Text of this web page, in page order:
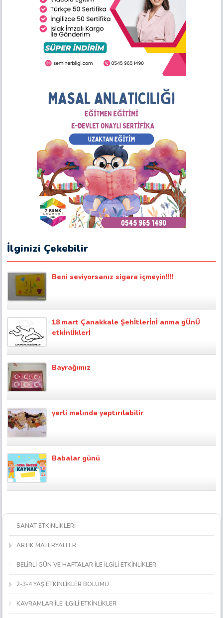
İlginizi Çekebilir
Beni seviyorsanız sigara içmeyin!!!!
18 mart Çanakkale Şehİtlerİnİ anma gÜnÜ
etkİnlİklerİ
Bayrağımız
yerli malında yaptırılabilir
Babalar günü
SANAT ETKİNLİKLERİ
ARTIK MATERYALLER
BELİRLİ GÜN VE HAFTALAR İLE İLGİLİ ETKİNLİKLER
2-3-4 YAŞ ETKİNLİKLER BÖLÜMÜ
KAVRAMLAR İLE İLGİLİ ETKİNLİKLER